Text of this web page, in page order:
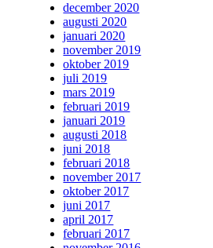
december 2020
augusti 2020
januari 2020
november 2019
oktober 2019
juli 2019
mars 2019
februari 2019
januari 2019
augusti 2018
juni 2018
februari 2018
november 2017
oktober 2017
juni 2017
april 2017
februari 2017